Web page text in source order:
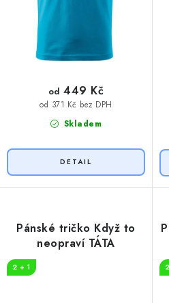
Skladem
od 371 Kč bez DPH
od 449 Kč
Pánské tričko Když to
neopraví TÁTA
2 + 1